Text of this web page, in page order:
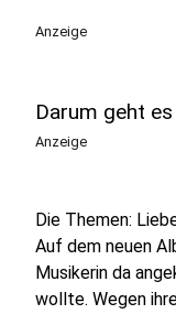
Anzeige
Darum geht
Anzeige
Die Themen:
Auf dem neuen
Musikerin da
wollte. Wegen